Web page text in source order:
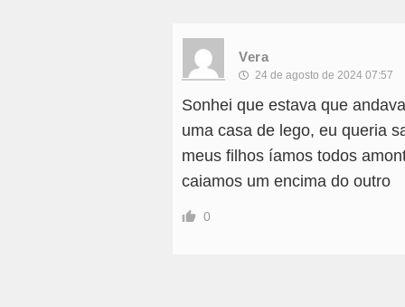
Vera
24 de agosto de 2024 07:57
Sonhei que estava que
uma casa de lego, eu queria
meus filhos íamos todos
caiamos um encima do outro
0